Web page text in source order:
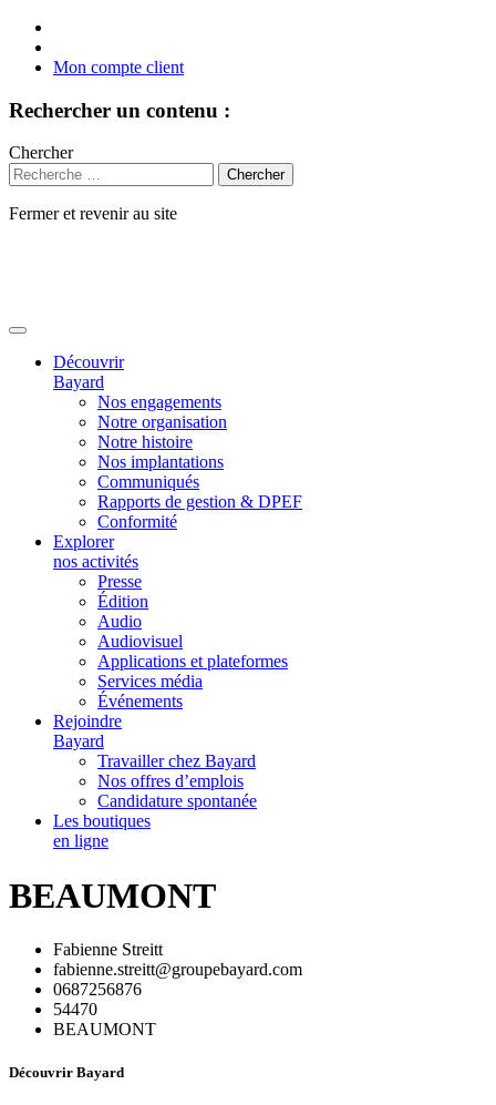
Mon compte client
Rechercher un contenu :
Chercher
Fermer et revenir au site
Découvrir
Bayard
Nos engagements
Notre organisation
Notre histoire
Nos implantations
Communiqués
Rapports de gestion & DPEF
Conformité
Explorer
nos activités
Presse
Édition
Audio
Audiovisuel
Applications et plateformes
Services média
Événements
Rejoindre
Bayard
Travailler chez Bayard
Nos offres d’emplois
Candidature spontanée
Les boutiques
en ligne
BEAUMONT
Fabienne Streitt
fabienne.streitt@groupebayard.com
0687256876
54470
BEAUMONT
Découvrir Bayard